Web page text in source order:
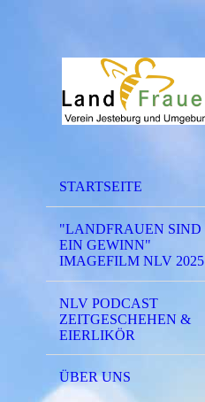
STARTSEITE
"LANDFRAUEN SIND
EIN GEWINN"
IMAGEFILM NLV 2025
NLV PODCAST
ZEITGESCHEHEN &
EIERLIKÖR
ÜBER UNS